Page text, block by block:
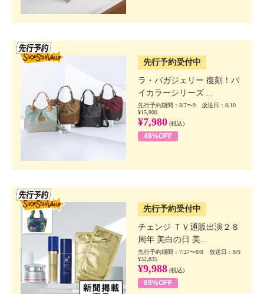
先行予約受付中
ラ・バガジェリー 復刻！バ
イカラーシリーズ ...
先行予約期間：8/7〜9 放送日：8/10
¥15,800
¥7,980 (税込)
49%OFF
先行予約受付中
チェンジ ＴＶ通販出演２８
周年 美白の日 美...
先行予約期間：7/27〜8/8 放送日：8/9
¥32,835
¥9,988 (税込)
69%OFF